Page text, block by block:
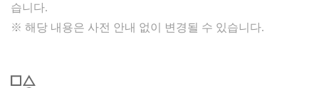
습니다.
※ 해당 내용은 사전 안내 없이 변경될 수 있습니다.